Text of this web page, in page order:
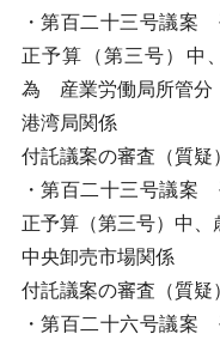
・第百二十三号議案
正予算（第三号）中
為 産業労働局所管分
港湾局関係
付託議案の審査（質疑
・第百二十三号議案
正予算（第三号）中
中央卸売市場関係
付託議案の審査（質疑
・第百二十六号議案